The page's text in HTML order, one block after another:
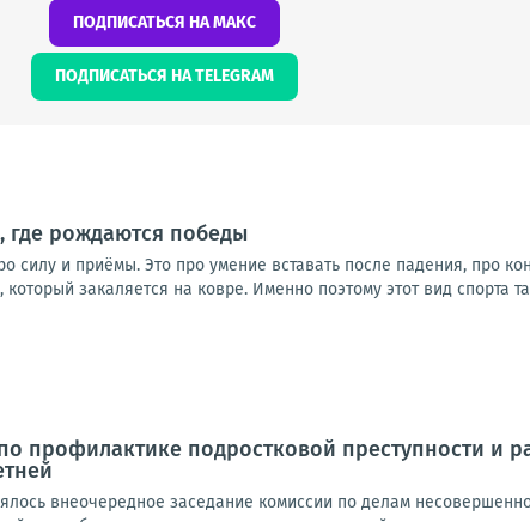
ПОДПИСАТЬСЯ НА МАКС
ПОДПИСАТЬСЯ НА TELEGRAM
где рождаются победы
силу и приёмы. Это про умение вставать после падения, про
закаляется на ковре. Именно поэтому этот вид спорта
профилактике подростковой преступности и
внеочередное заседание комиссии по делам